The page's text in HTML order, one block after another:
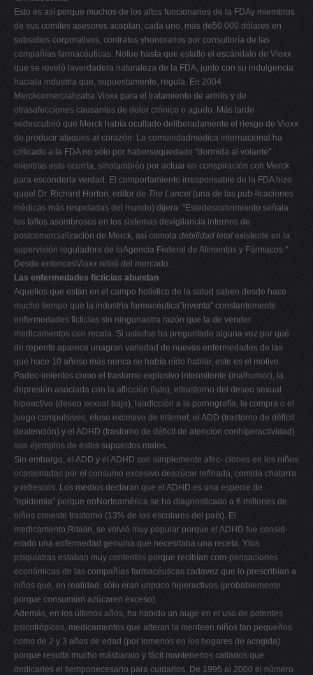
Esto es así porque muchos de los altos funcionarios de la FDAy miembros
de sus comités asesores aceptan, cada uno, más de50.000 dólares en
subsidios corporativos, contratos yhonorarios por consultoría de las
compañías farmacéuticas. Nofue hasta que estalló el escándalo de Vioxx
que se reveló laverdadera naturaleza de la FDA, junto con su indulgencia
haciala industria que, supuestamente, regula. En 2004
Merckcomercializaba Vioxx para el tratamiento de artritis y de
otrasafecciones causantes de dolor crónico o agudo. Más tarde
sedescubrió que Merck había ocultado deliberadamente el riesgo de Vioxx
de producir ataques al corazón. La comunidadmédica internacional ha
criticado a la FDA no sólo por habersequedado "dormida al volante"
mientras esto ocurría, sinotambién por actuar en conspiración con Merck
para esconderla verdad. El comportamiento irresponsable de la FDA hizo
queel Dr. Richard Horton, editor de The Lancet (una de las pub-licaciones
médicas más respetadas del mundo) dijera: "Estedescubrimiento señala
los fallos asombrosos en los sistemas devigilancia internos de
postcomercialización de Merck, así comola debilidad letal existente en la
supervisión reguladora de laAgencia Federal de Alimentos y Fármacos."
Desde entoncesVioxx retiró del mercado.
Las enfermedades ficticias abundan
Aquellos que están en el campo holístico de la salud saben desde hace
mucho tiempo que la industria farmacéutica"inventa" constantemente
enfermedades ficticias sin ningunaotra razón que la de vender
medicamentos con receta. Si ustedse ha preguntado alguna vez por qué
de repente aparece unagran variedad de nuevas enfermedades de las
que hace 10 añoso más nunca se había oído hablar, este es el motivo.
Padec-imientos como el trastorno explosivo intermitente (malhumor), la
depresión asociada con la aflicción (luto), eltrastorno del deseo sexual
hipoactivo (deseo sexual bajo), laadicción a la pornografía, la compra o el
juego compulsivos, eluso excesivo de Internet, el ADD (trastorno de déficit
deatención) y el ADHD (trastorno de déficit de atención conhiperactividad)
son ejemplos de estos supuestos males.
Sin embargo, el ADD y el ADHD son simplemente afec- ciones en los niños
ocasionadas por el consumo excesivo deazúcar refinada, comida chatarra
y refrescos. Los medios declaran que el ADHD es una especie de
"epidemia" porque enNorteamérica se ha diagnosticado a 6 millones de
niños coneste trastorno (13% de los escolares del país). El
medicamento,Ritalin, se volvió muy popular porque el ADHD fue consid-
erado una enfermedad genuina que necesitaba una receta. Ylos
psiquiatras estaban muy contentos porque recibían com-pensaciones
económicas de las compañías farmacéuticas cadavez que lo prescribían a
niños que, en realidad, sólo eran unpoco hiperactivos (probablemente
porque consumían azúcaren exceso).
Además, en los últimos años, ha habido un auge en el uso de potentes
psicotrópicos, medicamentos que alteran la menteen niños tan pequeños
como de 2 y 3 años de edad (por lomenos en los hogares de acogida)
porque resulta mucho másbarato y fácil mantenerlos callados que
dedicarles el tiemponecesario para cuidarlos. De 1995 al 2000 el número